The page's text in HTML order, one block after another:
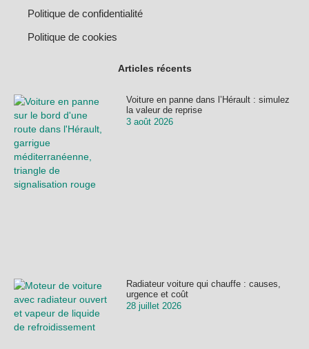
Politique de confidentialité
Politique de cookies
Articles récents
Voiture en panne dans l’Hérault : simulez
la valeur de reprise
3 août 2026
Radiateur voiture qui chauffe : causes,
urgence et coût
28 juillet 2026